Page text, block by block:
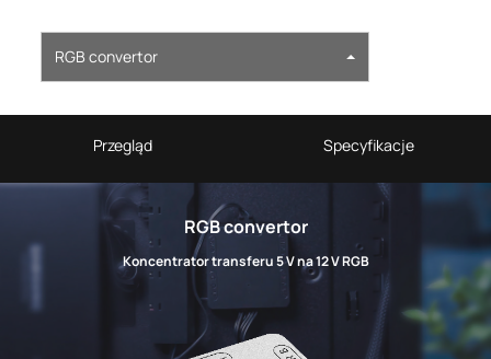
RGB convertor
Przegląd Specyfikacje
RGB convertor
Koncentrator transferu 5 V na 12 V RGB